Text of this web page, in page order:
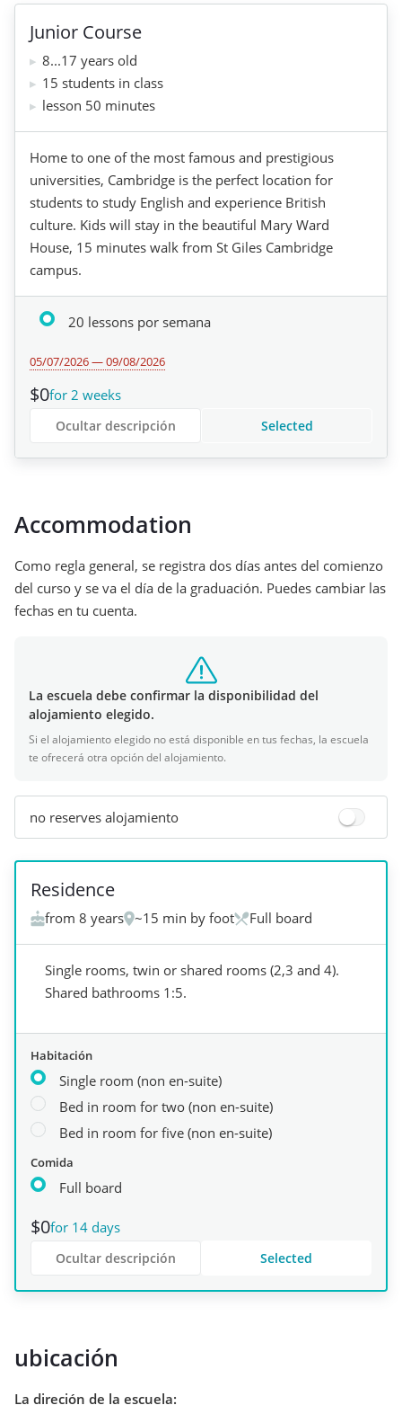
Junior Course
8...17 years old
15 students in class
lesson 50 minutes
Home to one of the most famous and prestigious
universities, Cambridge is the perfect location for
students to study English and experience British
culture. Kids will stay in the beautiful Mary Ward
House, 15 minutes walk from St Giles Cambridge
campus.
20 lessons por semana
05/07/2026 — 09/08/2026
$0for 2 weeks
Selected
Ocultar descripción
Accommodation
Como regla general, se registra dos días antes del comienzo
del curso y se va el día de la graduación. Puedes cambiar las
fechas en tu cuenta.
La escuela debe confirmar la disponibilidad del
alojamiento elegido.
Si el alojamiento elegido no está disponible en tus fechas, la escuela
te ofrecerá otra opción del alojamiento.
no reserves alojamiento
Residence
from 8 years ~15 min by foot Full board
Single rooms, twin or shared rooms (2,3 and 4).
Shared bathrooms 1:5.
Habitación
Single room (non en-suite)
Bed in room for two (non en-suite)
Bed in room for five (non en-suite)
Comida
Full board
$0for 14 days
Selected
Ocultar descripción
ubicación
La direción de la escuela: